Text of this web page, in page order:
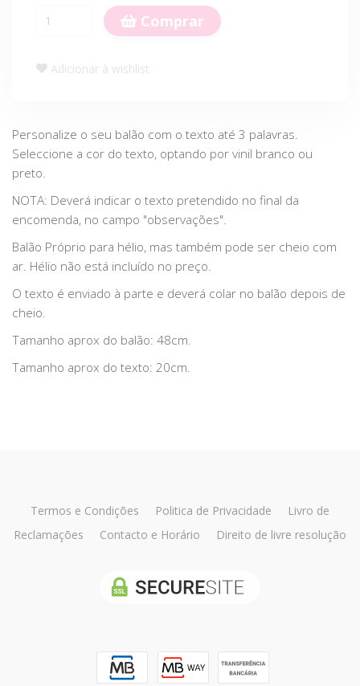
Comprar
Adicionar à wishlist
Personalize o seu balão com o texto até 3 palavras.
Seleccione a cor do texto, optando por vinil branco ou
preto.
NOTA: Deverá indicar o texto pretendido no final da
encomenda, no campo "observações".
Balão Próprio para hélio, mas também pode ser cheio com
ar. Hélio não está incluído no preço.
O texto é enviado à parte e deverá colar no balão depois de
cheio.
Tamanho aprox do balão: 48cm.
Tamanho aprox do texto: 20cm.
Termos e Condições Politica de Privacidade
Livro de
Reclamações
Contacto e Horário Direito de livre resolução